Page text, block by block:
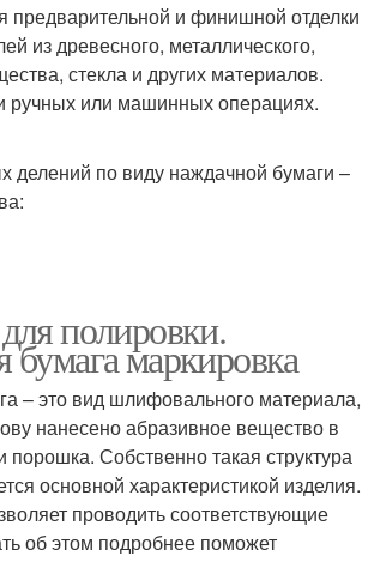
предварительной и финишной отделки
из древесного, металлического,
стекла и других материалов.
ручных или машинных операциях.
делений по виду наждачной бумаги –
полировки.
бумага маркировка
– это вид шлифовального материала,
нанесено абразивное вещество в
порошка. Собственно такая структура
основной характеристикой изделия.
проводить соответствующие
об этом подробнее поможет